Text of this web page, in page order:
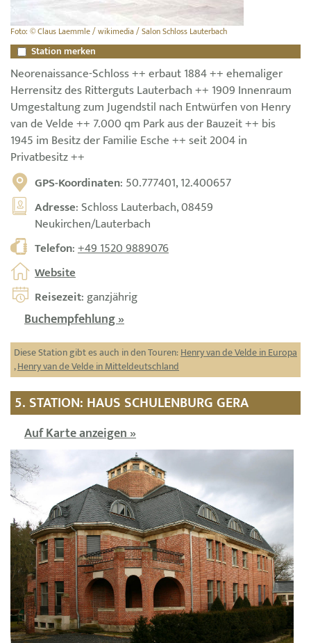
Foto: © Claus Laemmle / wikimedia / Salon Schloss Lauterbach
Station merken
Neorenaissance-Schloss ++ erbaut 1884 ++ ehemaliger
Herrensitz des Ritterguts Lauterbach ++ 1909 Innenraum
Umgestaltung zum Jugendstil nach Entwürfen von Henry
van de Velde ++ 7.000 qm Park aus der Bauzeit ++ bis
1945 im Besitz der Familie Esche ++ seit 2004 in
Privatbesitz ++
GPS-Koordinaten: 50.777401, 12.400657
Adresse: Schloss Lauterbach, 08459
Neukirchen/Lauterbach
Telefon:+49 1520 9889076
Website
Reisezeit: ganzjährig
Buchempfehlung »
Diese Station gibt es auch in den Touren:Henry van de Velde in Europa
,Henry van de Velde in Mitteldeutschland
5. STATION: HAUS SCHULENBURG GERA
Auf Karte anzeigen »